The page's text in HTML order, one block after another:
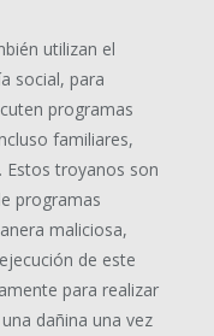
utilizan el
social, para
programas
familiares,
Estos troyanos son
programas
maliciosa,
de este
para realizar
dañina una vez